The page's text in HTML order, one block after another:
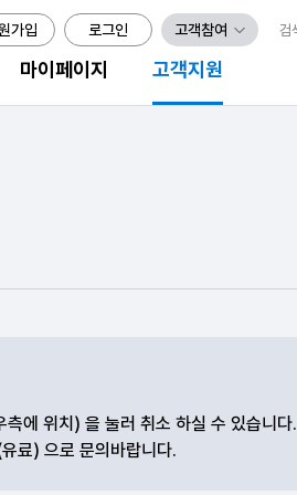
마이페이지 고객지원
가입 로그인 고객참여
측에 위치) 을 눌러 취소 하실 수 있습니다.
료) 으로 문의바랍니다.